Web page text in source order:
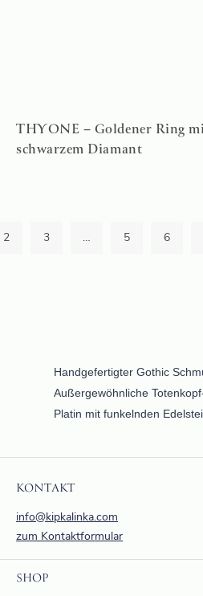
THYONE – Goldener Ring
schwarzem Diamant
2 3 … 5 6
Handgefertigter Gothic
Außergewöhnliche
Platin mit funkelnden
KONTAKT
info@kipkalinka.com
zum Kontaktformular
SHOP